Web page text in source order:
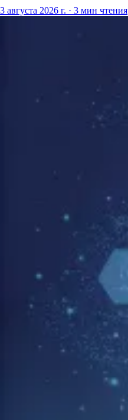
3 августа 2026 г. · 3 мин чтения